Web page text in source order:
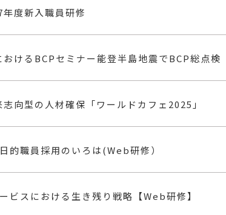
度新入職員研修
けるBCPセミナー能登半島地震でBCP総点検
向型の人材確保「ワールドカフェ2025」
的職員採用のいろは(Web研修）
スにおける生き残り戦略【Web研修】